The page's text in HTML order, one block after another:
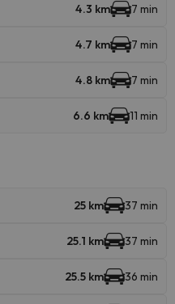
4.3 km 7 min
4.7 km 7 min
4.8 km 7 min
6.6 km 11 min
25 km 37 min
25.1 km 37 min
25.5 km 36 min